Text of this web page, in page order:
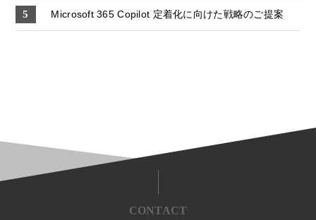
Microsoft 365 Copilot 定着化に向けた戦略のご提案
CONTACT